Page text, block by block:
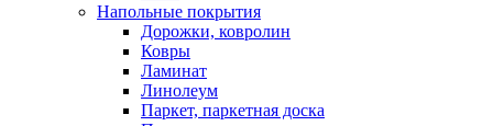
Напольные покрытия
Дорожки, ковролин
Ковры
Ламинат
Линолеум
Паркет, паркетная доска